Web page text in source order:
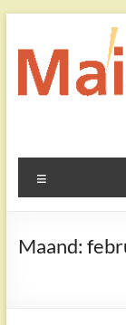
inhoud
Filosofische
Praktijk
Maand: